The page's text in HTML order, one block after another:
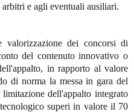
e agli eventuali ausiliari.
valorizzazione dei concorsi di
del contenuto innovativo o
in rapporto al valore
di norma la messa in gara del
dell'appalto integrato
superi in valore il 70